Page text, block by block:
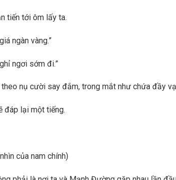
tiến tới ôm lấy ta.
ngàn vàng.”
ngơi sớm đi.”
nụ cười say đắm, trong mắt như chứa đầy
đáp lại một tiếng.
của nam chính)